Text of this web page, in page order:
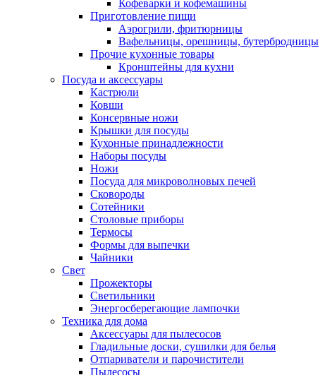
Кофеварки и кофемашины
Приготовление пищи
Аэрогрили, фритюрницы
Вафельницы, орешницы, бутербродницы
Прочие кухонные товары
Кронштейны для кухни
Посуда и аксессуары
Кастрюли
Ковши
Консервные ножи
Крышки для посуды
Кухонные принадлежности
Наборы посуды
Ножи
Посуда для микроволновых печей
Сковороды
Сотейники
Столовые приборы
Термосы
Формы для выпечки
Чайники
Свет
Прожекторы
Светильники
Энергосберегающие лампочки
Техника для дома
Аксессуары для пылесосов
Гладильные доски, сушилки для белья
Отпариватели и парочистители
Пылесосы